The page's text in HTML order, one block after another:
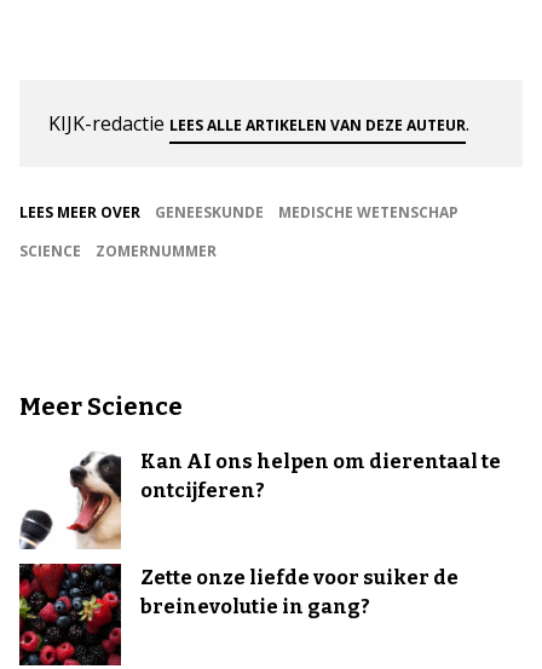
KIJK-redactie LEES ALLE ARTIKELEN VAN DEZE AUTEUR.
LEES MEER OVER GENEESKUNDE
MEDISCHE WETENSCHAP
SCIENCE
ZOMERNUMMER
Meer Science
Kan AI ons helpen om dierentaal te
ontcijferen?
Zette onze liefde voor suiker de
breinevolutie in gang?